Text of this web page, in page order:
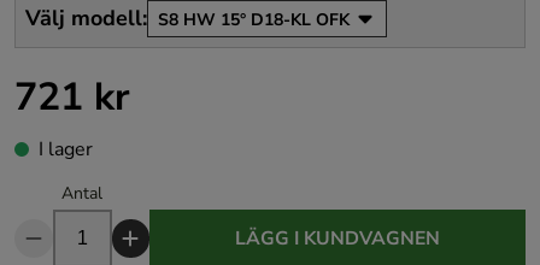
Välj modell: S8 HW 15° D18-KL OFK
Pris: 721 kr
721 kr
I lager
Antal
LÄGG I KUNDVAGNEN